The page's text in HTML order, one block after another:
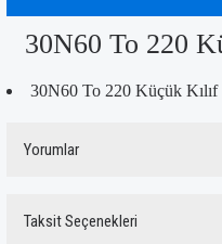
30N60 To 220
30N60 To 220 Küçük Kılıf
Yorumlar
Taksit Seçenekleri